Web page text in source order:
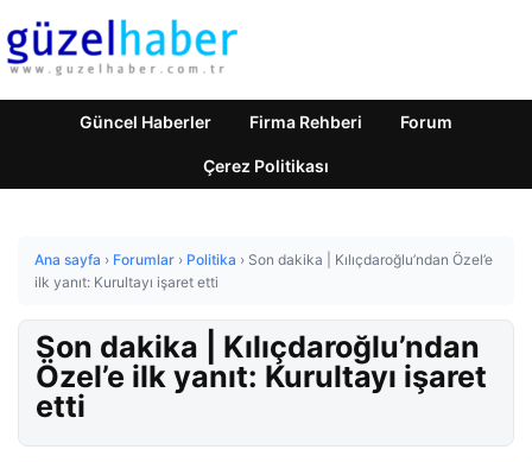
Güncel Haberler Firma Rehberi Forum
Çerez Politikası
Ana sayfa › Forumlar › Politika › Son dakika | Kılıçdaroğlu’ndan Özel’e
ilk yanıt: Kurultayı işaret etti
Son dakika | Kılıçdaroğlu’ndan
Özel’e ilk yanıt: Kurultayı işaret
etti